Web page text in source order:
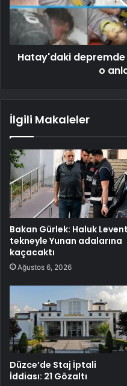
Hatay'daki depremde
o
İlgili Makaleler
Bakan Gürlek: Haluk Levent
tekneyle Yunan adalarına
kaçacaktı
Ağustos 6, 2026
Düzce’de Staj İptali
İddiası: 21 Gözaltı